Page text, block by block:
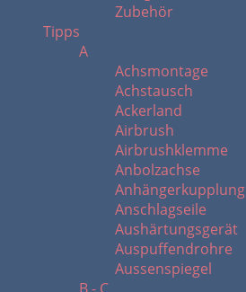
Zubehör
Tipps
A
Achsmontage
Achstausch
Ackerland
Airbrush
Airbrushklemme
Anbolzachse
Anhängerkupplung
Anschlagseile
Aushärtungsgerät
Auspuffendrohre
Aussenspiegel